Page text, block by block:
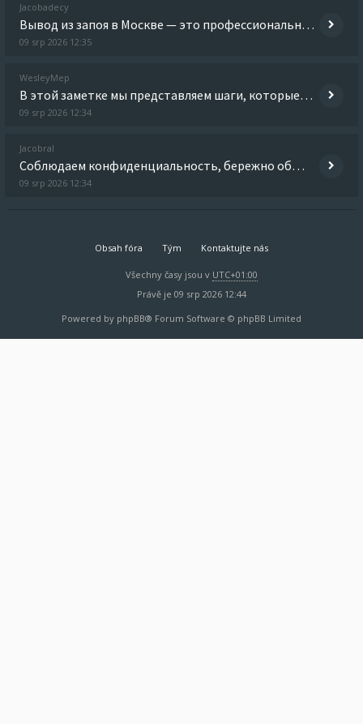
Jacobadecy
Вывод из запоя в Москве — это профессиональная наркологическая помощь, направленная на безопасное прекращение длительног
09 srp 2026 12:35
WesleyMep
В этой заметке мы представляем шаги, которые помогут в процессе преодоления зависимостей. Рассматриваются стратегии подд
09 srp 2026 12:34
Jacobral
Соблюдаем конфиденциальность, бережно общаемся с пациентом и его близкими на каждом этапе. Детальнее - нарколог вывод
09 srp 2026 12:34
Obsah fóra Tým Kontaktujte nás
Všechny časy jsou v UTC+01:00
Právě je 09 srp 2026 12:44
Powered by phpBB® Forum Software © phpBB Limited